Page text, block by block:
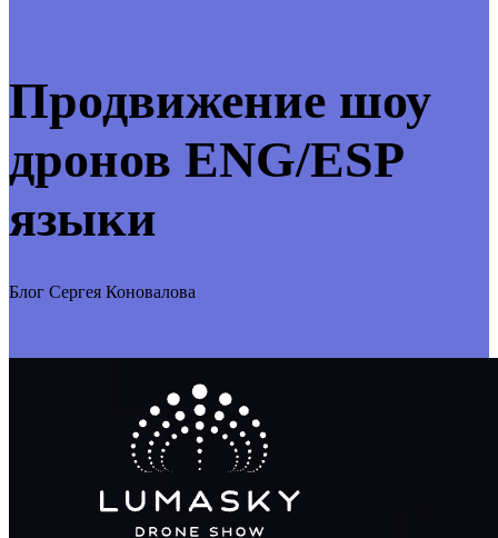
Продвижение шоу
дронов ENG/ESP
языки
Блог Сергея Коновалова